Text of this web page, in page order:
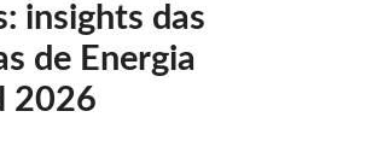
insights das
de Energia
2026